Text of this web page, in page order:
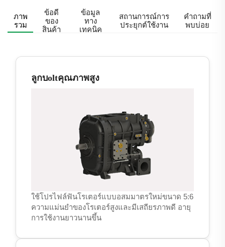
ภาพ
รวม
ข้อดี
ของ
สินค้า
ข้อมูล
ทาง
เทคนิค
สถานการณ์การ
ประยุกต์ใช้งาน
คำถามที่
พบบ่อย
ลูกบoltคุณภาพสูง
ใช้โปรไฟล์ฟันโรเตอร์แบบอสมมาตรใหม่ขนาด 5:6
ความแม่นยำของโรเตอร์สูงและมีเสถียรภาพดี อายุ
การใช้งานยาวนานขึ้น